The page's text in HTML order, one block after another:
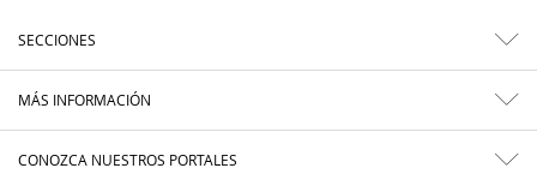
SECCIONES
MÁS INFORMACIÓN
CONOZCA NUESTROS PORTALES